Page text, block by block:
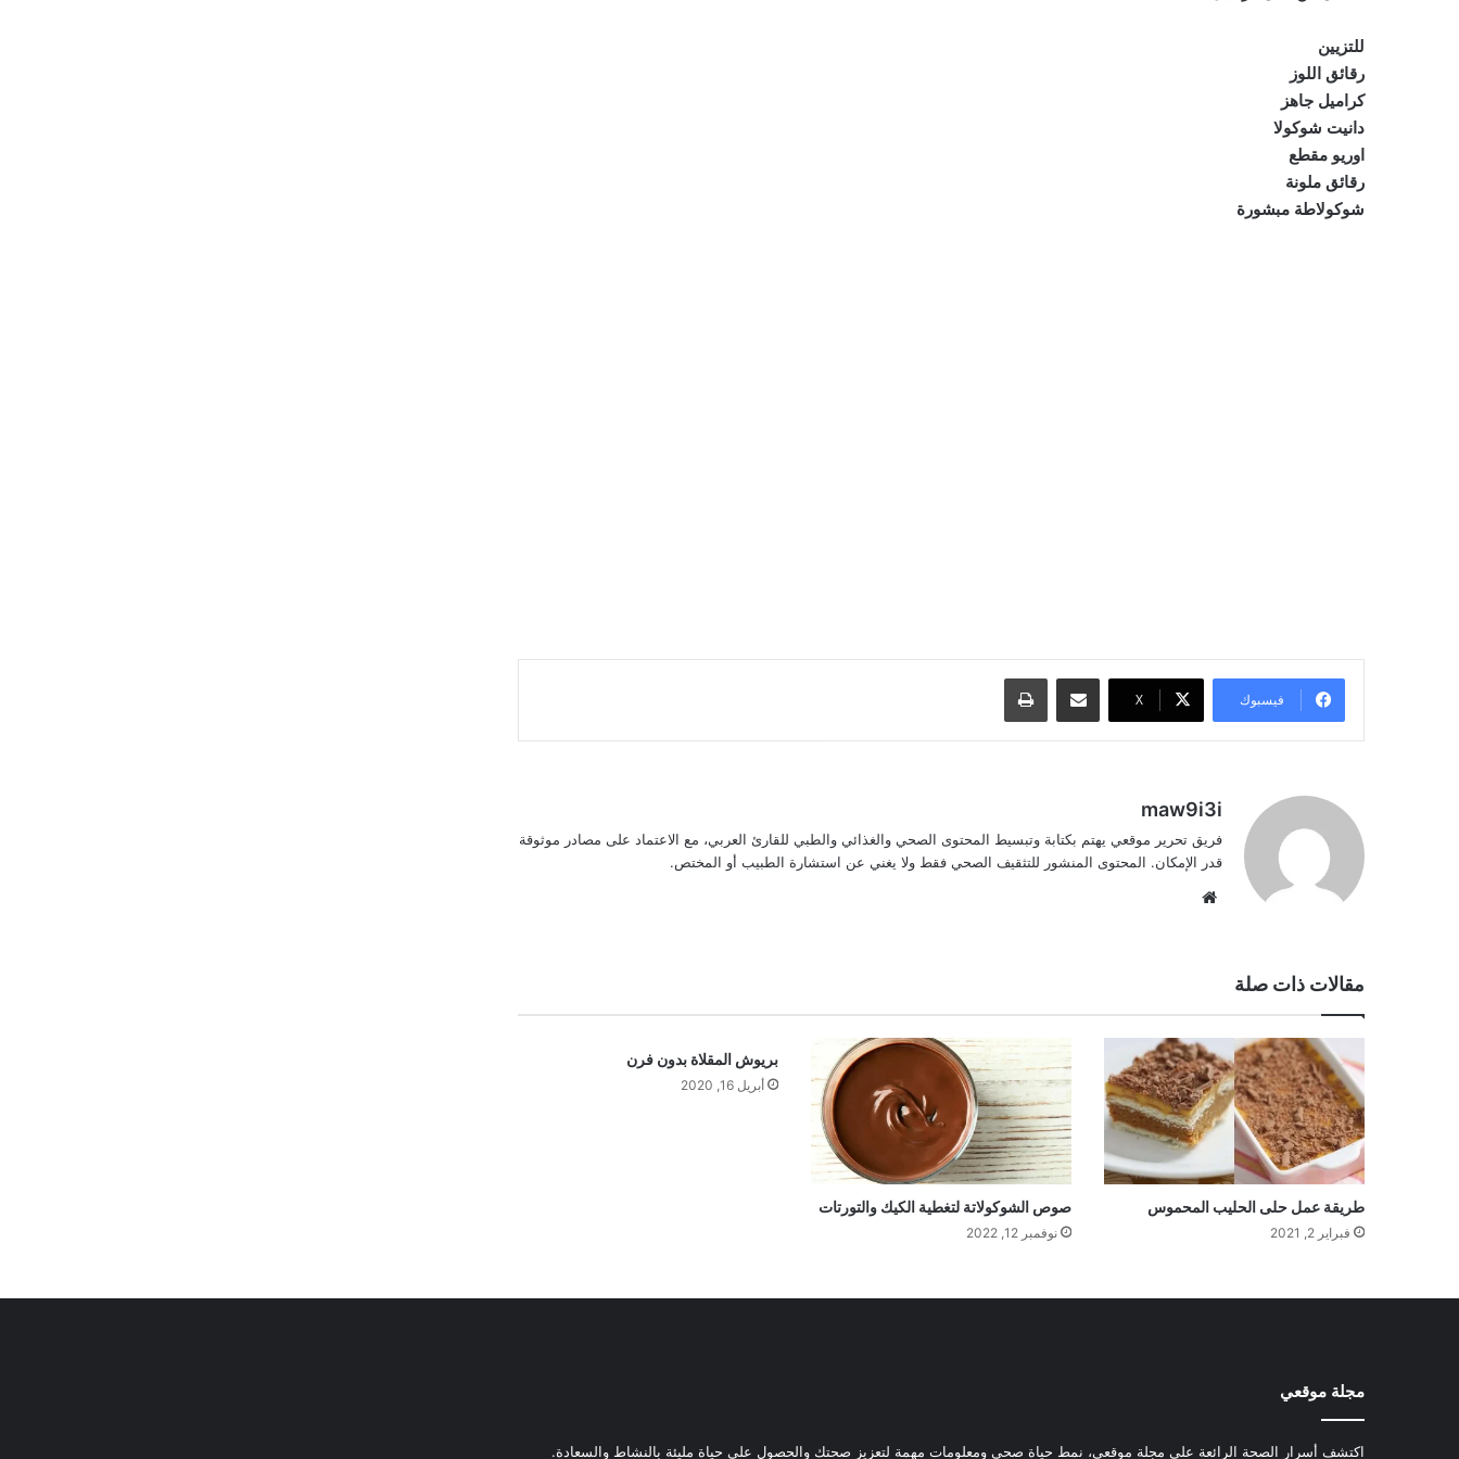
للتزيين
رقائق اللوز
كراميل جاهز
دانيت شوكولا
اوريو مقطع
رقائق ملونة
شوكولاطة مبشورة
فيسبوك ‫X
مشاركة عبر البريد طباعة
maw9i3i
فريق تحرير موقعي يهتم بكتابة وتبسيط المحتوى الصحي والغذائي والطبي للقارئ العربي، مع الاعتماد على مصادر موثوقة
قدر الإمكان. المحتوى المنشور للتثقيف الصحي فقط ولا يغني عن استشارة الطبيب أو المختص.
مقالات ذات صلة
طريقة عمل حلى الحليب المحموس
فبراير 2, 2021
صوص الشوكولاتة لتغطية الكيك والتورتات
نوفمبر 12, 2022
بريوش المقلاة بدون فرن
أبريل 16, 2020
مجلة موقعي
اكتشف أسرار الصحة الرائعة على مجلة موقعي، نمط حياة صحي ومعلومات مهمة لتعزيز صحتك والحصول على حياة مليئة بالنشاط والسعادة.